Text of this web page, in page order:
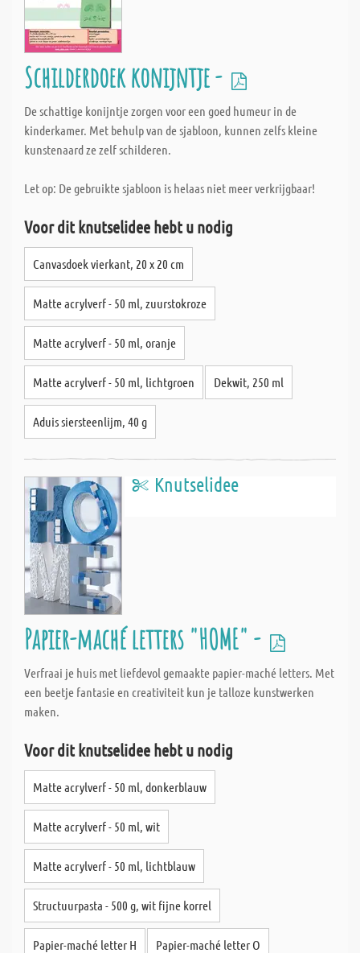
Schilderdoek konijntje -
De schattige konijntje zorgen voor een goed humeur in de
kinderkamer. Met behulp van de sjabloon, kunnen zelfs kleine
kunstenaard ze zelf schilderen.
Let op: De gebruikte sjabloon is helaas niet meer verkrijgbaar!
Voor dit knutselidee hebt u nodig
Canvasdoek vierkant, 20 x 20 cm
Matte acrylverf - 50 ml, zuurstokroze
Matte acrylverf - 50 ml, oranje
Matte acrylverf - 50 ml, lichtgroen Dekwit, 250 ml
Aduis siersteenlijm, 40 g
Knutselidee
Papier-maché letters "HOME" -
Verfraai je huis met liefdevol gemaakte papier-maché letters. Met
een beetje fantasie en creativiteit kun je talloze kunstwerken
maken.
Voor dit knutselidee hebt u nodig
Matte acrylverf - 50 ml, donkerblauw
Matte acrylverf - 50 ml, wit
Matte acrylverf - 50 ml, lichtblauw
Structuurpasta - 500 g, wit fijne korrel
Papier-maché letter H Papier-maché letter O